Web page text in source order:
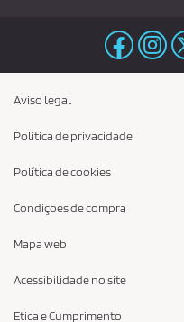
Aviso legal
Politica de privacidade
Política de cookies
Condiçoes de compra
Mapa web
Acessibilidade no site
Etica e Cumprimento